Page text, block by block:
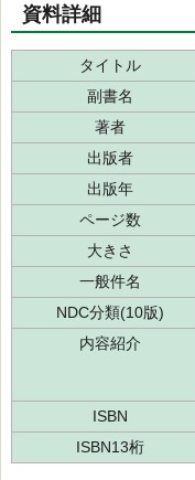
資料詳細
タイトル
副書名
著者
出版者
出版年
ページ数
大きさ
一般件名
NDC分類(10版)
内容紹介
ISBN
ISBN13桁